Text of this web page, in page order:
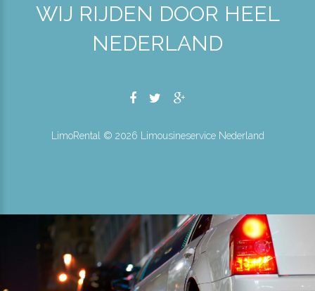
WIJ RIJDEN DOOR HEEL
NEDERLAND
LimoRental © 2026 Limousineservice Nederland